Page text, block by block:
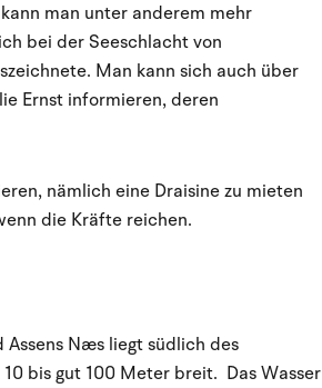
man unter anderem mehr
bei der Seeschlacht von
Man kann sich auch über
Ernst informieren, deren
nämlich eine Draisine zu mieten
die Kräfte reichen.
Assens Næs liegt südlich des
bis gut 100 Meter breit. Das Wasser